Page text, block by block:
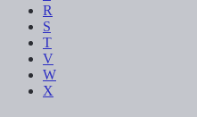
R
S
T
V
W
X